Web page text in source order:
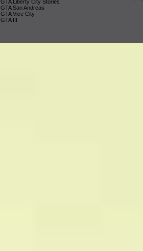
GTA Liberty City Stories
GTA San Andreas
GTA Vice City
GTA III